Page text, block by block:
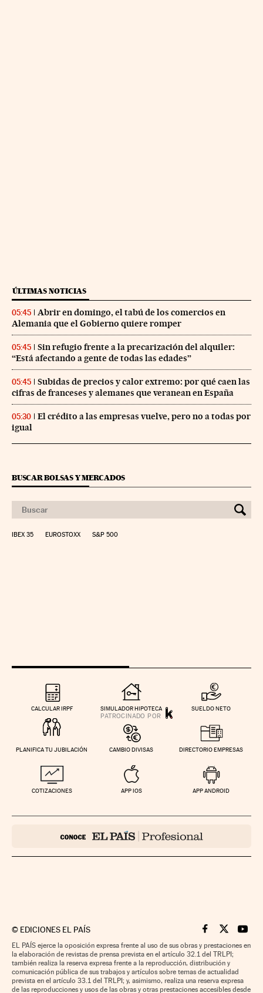
ÚLTIMAS NOTICIAS
05:45
Abrir en domingo, el tabú de los comercios en
Alemania que el Gobierno quiere romper
05:45
Sin refugio frente a la precarización del alquiler:
“Está afectando a gente de todas las edades”
05:45
Subidas de precios y calor extremo: por qué caen las
cifras de franceses y alemanes que veranean en España
05:30
El crédito a las empresas vuelve, pero no a todas por
igual
BUSCAR BOLSAS Y MERCADOS
IBEX 35 EUROSTOXX S&P 500
CALCULAR IRPF SIMULADOR HIPOTECA SUELDO NETO
PLANIFICA TU JUBILACIÓN CAMBIO DIVISAS DIRECTORIO EMPRESAS
COTIZACIONES APP IOS APP ANDROID
© EDICIONES EL PAÍS Cinco Días en
Cinco Días
Cinco
EL PAÍS ejerce la oposición expresa frente al uso de sus obras y prestaciones en
la elaboración de revistas de prensa prevista en el artículo 32.1 del TRLPI;
también realiza la reserva expresa frente a la reproducción, distribución y
comunicación pública de sus trabajos y artículos sobre temas de actualidad
prevista en el artículo 33.1 del TRLPI; y, asimismo, realiza una reserva expresa
de las reproducciones y usos de las obras y otras prestaciones accesibles desde